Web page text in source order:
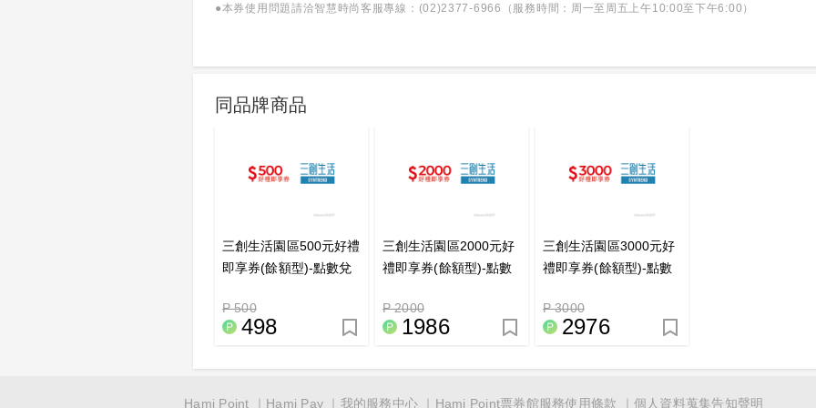
●本券使用問題請洽智慧時尚客服專線：(02)2377-6966（服務時間：周一至周五上午10:00至下午6:00）
同品牌商品
三創生活園區500元好禮
即享券(餘額型)-點數兌
P 500
498
三創生活園區2000元好
禮即享券(餘額型)-點數
P 2000
1986
三創生活園區3000元好
禮即享券(餘額型)-點數
P 3000
2976
Hami Point Hami Pay 我的服務中心 Hami Point票券館服務使用條款 個人資料蒐集告知聲明